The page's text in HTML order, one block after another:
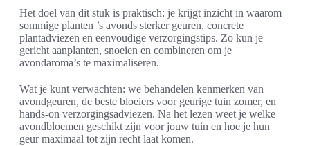
Het doel van dit stuk is praktisch: je krijgt inzicht in waarom
sommige planten ’s avonds sterker geuren, concrete
plantadviezen en eenvoudige verzorgingstips. Zo kun je
gericht aanplanten, snoeien en combineren om je
avondaroma’s te maximaliseren.
Wat je kunt verwachten: we behandelen kenmerken van
avondgeuren, de beste bloeiers voor geurige tuin zomer, en
hands-on verzorgingsadviezen. Na het lezen weet je welke
avondbloemen geschikt zijn voor jouw tuin en hoe je hun
geur maximaal tot zijn recht laat komen.